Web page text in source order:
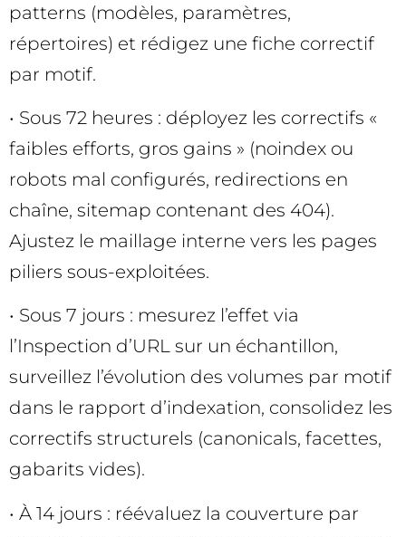
patterns (modèles, paramètres,
répertoires) et rédigez une fiche correctif
par motif.
• Sous 72 heures : déployez les correctifs «
faibles efforts, gros gains » (noindex ou
robots mal configurés, redirections en
chaîne, sitemap contenant des 404).
Ajustez le maillage interne vers les pages
piliers sous-exploitées.
• Sous 7 jours : mesurez l’effet via
l’Inspection d’URL sur un échantillon,
surveillez l’évolution des volumes par motif
dans le rapport d’indexation, consolidez les
correctifs structurels (canonicals, facettes,
gabarits vides).
• À 14 jours : réévaluez la couverture par